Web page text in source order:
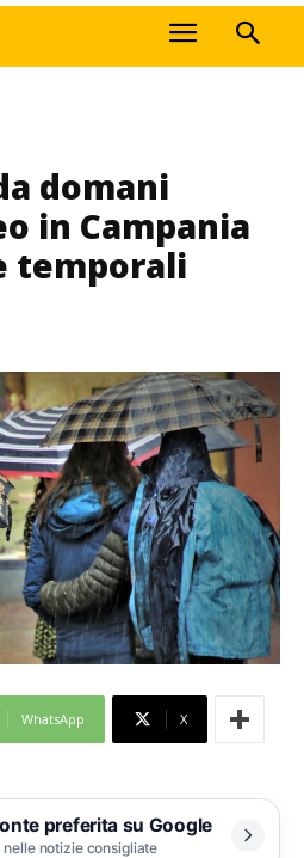
domani
in Campania
temporali
WhatsApp X
preferita su Google
notizie consigliate